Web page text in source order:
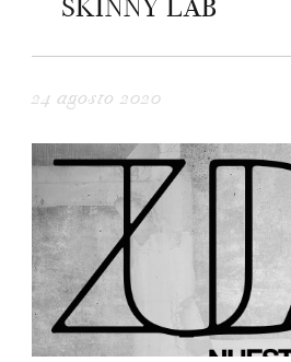
SKINNY LAB
24 agosto 2020